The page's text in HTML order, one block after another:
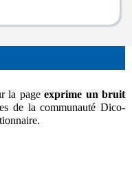
la pageexprime un bruit
de la communauté Dico-